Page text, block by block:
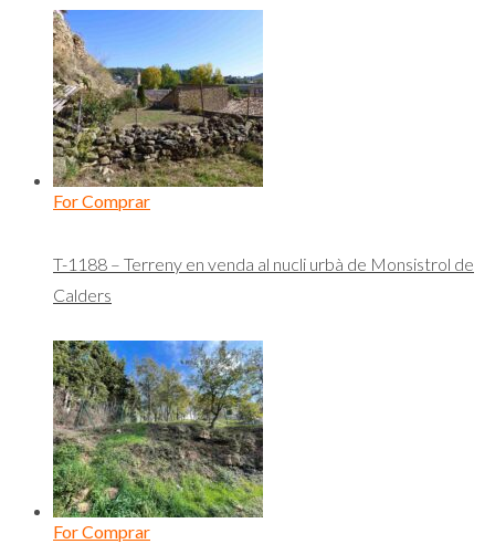
For Comprar
T-1188 – Terreny en venda al nucli urbà de Monsistrol de
Calders
For Comprar